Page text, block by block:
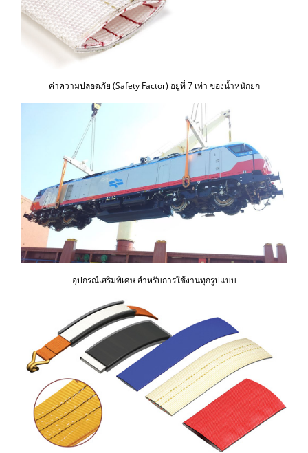
ค่าความปลอดภัย (Safety Factor) อยู่ที่ 7 เท่า ของน้ำหนักยก
อุปกรณ์เสริมพิเศษ สำหรับการใช้งานทุกรูปแบบ